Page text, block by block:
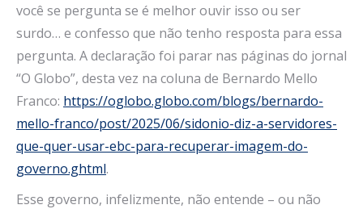
você se pergunta se é melhor ouvir isso ou ser
surdo… e confesso que não tenho resposta para essa
pergunta. A declaração foi parar nas páginas do jornal
“O Globo”, desta vez na coluna de Bernardo Mello
Franco: https://oglobo.globo.com/blogs/bernardo-
mello-franco/post/2025/06/sidonio-diz-a-servidores-
que-quer-usar-ebc-para-recuperar-imagem-do-
governo.ghtml.
Esse governo, infelizmente, não entende – ou não